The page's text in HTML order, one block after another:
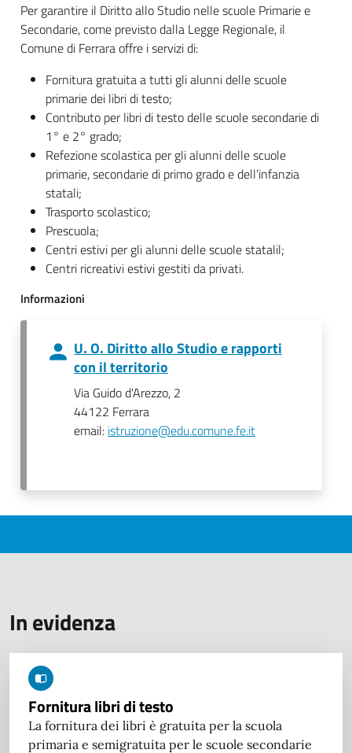
Per garantire il Diritto allo Studio nelle scuole Primarie e
Secondarie, come previsto dalla Legge Regionale, il
Comune di Ferrara offre i servizi di:
Fornitura gratuita a tutti gli alunni delle scuole
primarie dei libri di testo;
Contributo per libri di testo delle scuole secondarie di
1° e 2° grado;
Refezione scolastica per gli alunni delle scuole
primarie, secondarie di primo grado e dell’infanzia
statali;
Trasporto scolastico;
Prescuola;
Centri estivi per gli alunni delle scuole statalil;
Centri ricreativi estivi gestiti da privati.
Informazioni
U. O. Diritto allo Studio e rapporti
con il territorio
Via Guido d'Arezzo, 2
44122 Ferrara
email: istruzione@edu.comune.fe.it
In evidenza
Fornitura libri di testo
La fornitura dei libri è gratuita per la scuola
primaria e semigratuita per le scuole secondarie